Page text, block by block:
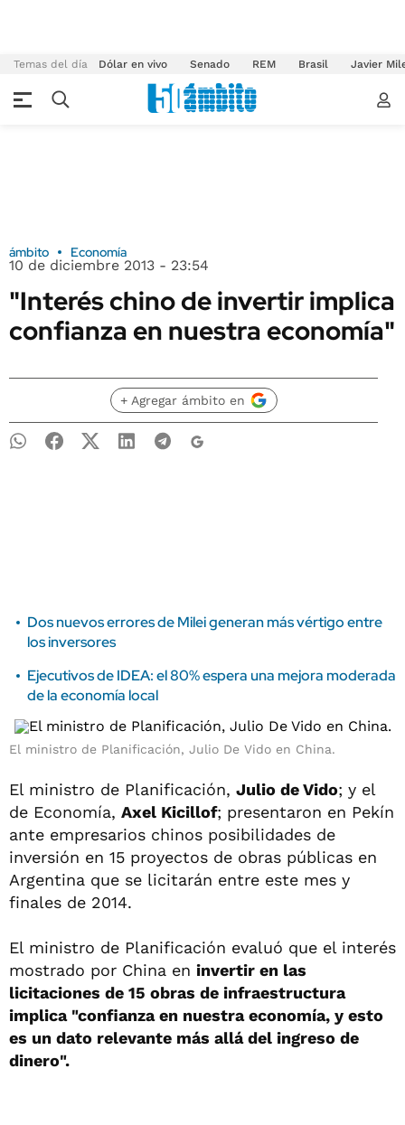
Temas del día Dólar en vivo Senado REM Brasil Javier
ámbito Economía
10 de diciembre 2013 - 23:54
"Interés chino de invertir implica
confianza en nuestra economía"
+ Agregar ámbito en
Dos nuevos errores de Milei generan más vértigo entre
los inversores
Ejecutivos de IDEA: el 80% espera una mejora moderada
de la economía local
El ministro de Planificación, Julio De Vido en China.
El ministro de Planificación, Julio de Vido; y el
de Economía, Axel Kicillof; presentaron en Pekín
ante empresarios chinos posibilidades de
inversión en 15 proyectos de obras públicas en
Argentina que se licitarán entre este mes y
finales de 2014.
El ministro de Planificación evaluó que el interés
mostrado por China en invertir en las
licitaciones de 15 obras de infraestructura
implica "confianza en nuestra economía, y esto
es un dato relevante más allá del ingreso de
dinero".